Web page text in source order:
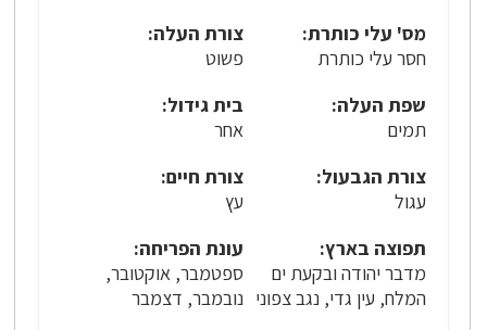
מס' עלי כותרת:
חסר עלי כותרת
צורת העלה:
פשוט
שפת העלה:
תמים
בית גידול:
אחר
צורת הגבעול:
עגול
צורת חיים:
עץ
תפוצה בארץ:
מדבר יהודה ובקעת ים
המלח, עין גדי, נגב צפוני
עונת הפריחה:
ספטמבר, אוקטובר,
נובמבר, דצמבר